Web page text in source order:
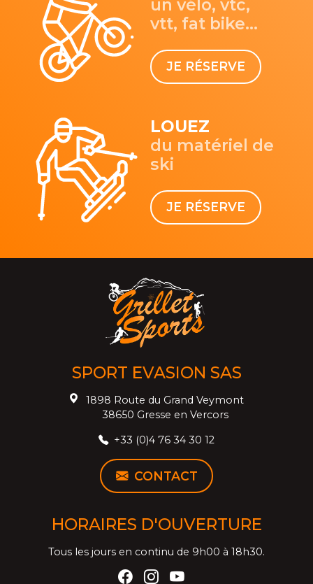
un vélo, vtc,
vtt, fat bike...
JE RÉSERVE
LOUEZ
du matériel de
ski
JE RÉSERVE
SPORT EVASION SAS
1898 Route du Grand Veymont
38650 Gresse en Vercors
+33 (0)4 76 34 30 12
CONTACT
HORAIRES D'OUVERTURE
Tous les jours en continu de 9h00 à 18h30.